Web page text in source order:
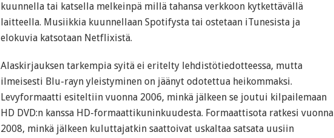
kuunnella tai katsella melkeinpä millä tahansa verkkoon kytkettävällä
laitteella. Musiikkia kuunnellaan Spotifysta tai ostetaan iTunesista ja
elokuvia katsotaan Netflixistä.
Alaskirjauksen tarkempia syitä ei eritelty lehdistötiedotteessa, mutta
ilmeisesti Blu-rayn yleistyminen on jäänyt odotettua heikommaksi.
Levyformaatti esiteltiin vuonna 2006, minkä jälkeen se joutui kilpailemaan
HD DVD:n kanssa HD-formaattikuninkuudesta. Formaattisota ratkesi vuonna
2008, minkä jälkeen kuluttajatkin saattoivat uskaltaa satsata uusiin